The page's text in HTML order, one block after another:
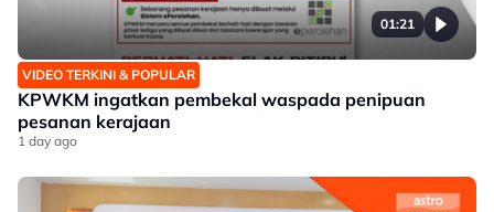
01:21
VIDEO TERKINI & POPULAR
KPWKM ingatkan pembekal waspada penipuan
pesanan kerajaan
1 day ago